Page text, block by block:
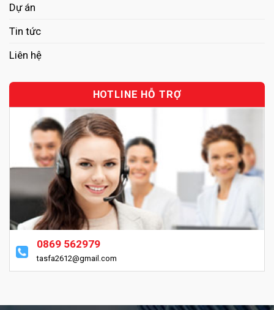
Dự án
Tin tức
Liên hệ
HOTLINE HỖ TRỢ
0869 562979
tasfa2612@gmail.com